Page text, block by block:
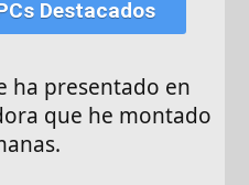
Destacados
ha presentado en
que he montado